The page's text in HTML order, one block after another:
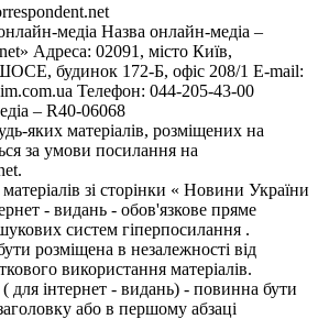
медіа Назва онлайн-медіа –
Адреса: 02091, місто Київ,
будинок 172-Б, офіс 208/1 E-mail:
Телефон: 044-205-43-00
– R40-06068
яких матеріалів, розміщених на
за умови посилання на
зі сторінки « Новини України
- видань - обов'язкове пряме
систем гіперпосилання .
розміщена в незалежності від
використання матеріалів.
для інтернет - видань) - повинна бути
або в першому абзаці